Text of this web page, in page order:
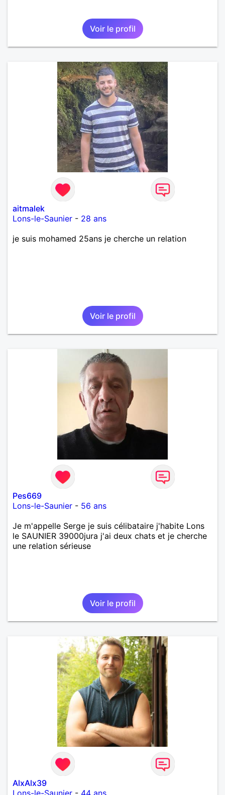
Voir le profil
aitmalek
Lons-le-Saunier - 28 ans
je suis mohamed 25ans je cherche un relation
Voir le profil
Pes669
Lons-le-Saunier - 56 ans
Je m'appelle Serge je suis célibataire j'habite Lons
le SAUNIER 39000jura j'ai deux chats et je cherche
une relation sérieuse
Voir le profil
AlxAlx39
Lons-le-Saunier - 44 ans